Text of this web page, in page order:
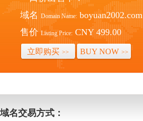
域名 Domain Name: boyuan2002.com
售价 Listing Price: CNY 499.00
立即购买 >> BUY NOW >>
域名交易方式：